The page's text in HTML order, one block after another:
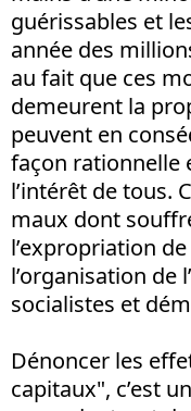
guérissables et
année des
au fait que ces
demeurent la
peuvent en
façon rationnelle
l’intérêt de tous.
maux dont
l’expropriation
l’organisation de
socialistes et
Dénoncer les
capitaux", c’est